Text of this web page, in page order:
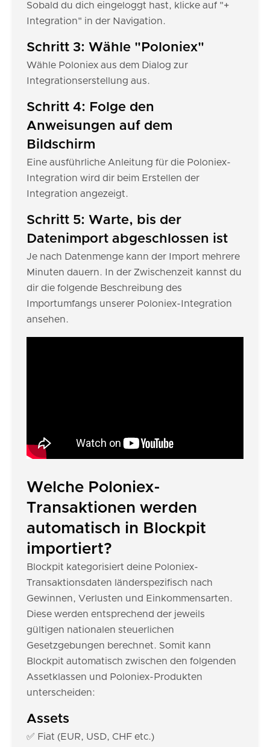
Sobald du dich eingeloggt hast, klicke auf "+
Integration" in der Navigation.
Schritt 3: Wähle "Poloniex"
Wähle Poloniex aus dem Dialog zur
Integrationserstellung aus.
Schritt 4: Folge den
Anweisungen auf dem
Bildschirm
Eine ausführliche Anleitung für die Poloniex-
Integration wird dir beim Erstellen der
Integration angezeigt.
Schritt 5: Warte, bis der
Datenimport abgeschlossen ist
Je nach Datenmenge kann der Import mehrere
Minuten dauern. In der Zwischenzeit kannst du
dir die folgende Beschreibung des
Importumfangs unserer Poloniex-Integration
ansehen.
Welche Poloniex-
Transaktionen werden
automatisch in Blockpit
importiert?
Blockpit kategorisiert deine Poloniex-
Transaktionsdaten länderspezifisch nach
Gewinnen, Verlusten und Einkommensarten.
Diese werden entsprechend der jeweils
gültigen nationalen steuerlichen
Gesetzgebungen berechnet. Somit kann
Blockpit automatisch zwischen den folgenden
Assetklassen und Poloniex-Produkten
unterscheiden:
Assets
✅ Fiat (EUR, USD, CHF etc.)